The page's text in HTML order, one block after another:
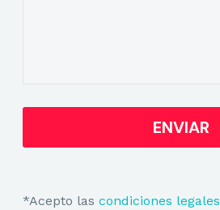
*Acepto las condiciones legales